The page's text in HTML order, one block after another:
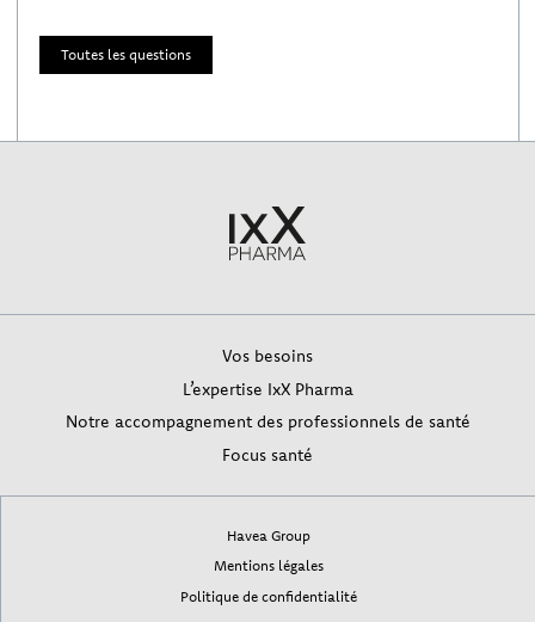
Toutes les questions
Vos besoins
L’expertise IxX Pharma
Notre accompagnement des professionnels de santé
Focus santé
Havea Group
Mentions légales
Politique de confidentialité